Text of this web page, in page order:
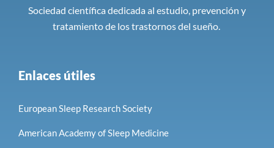
Sociedad científica dedicada al estudio, prevención y
tratamiento de los trastornos del sueño.
Enlaces útiles
European Sleep Research Society
American Academy of Sleep Medicine